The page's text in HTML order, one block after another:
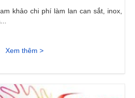
khảo chi phí làm lan can sắt, inox,
Xem thêm >